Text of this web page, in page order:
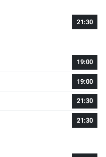
21:30
19:00
19:00
21:30
21:30